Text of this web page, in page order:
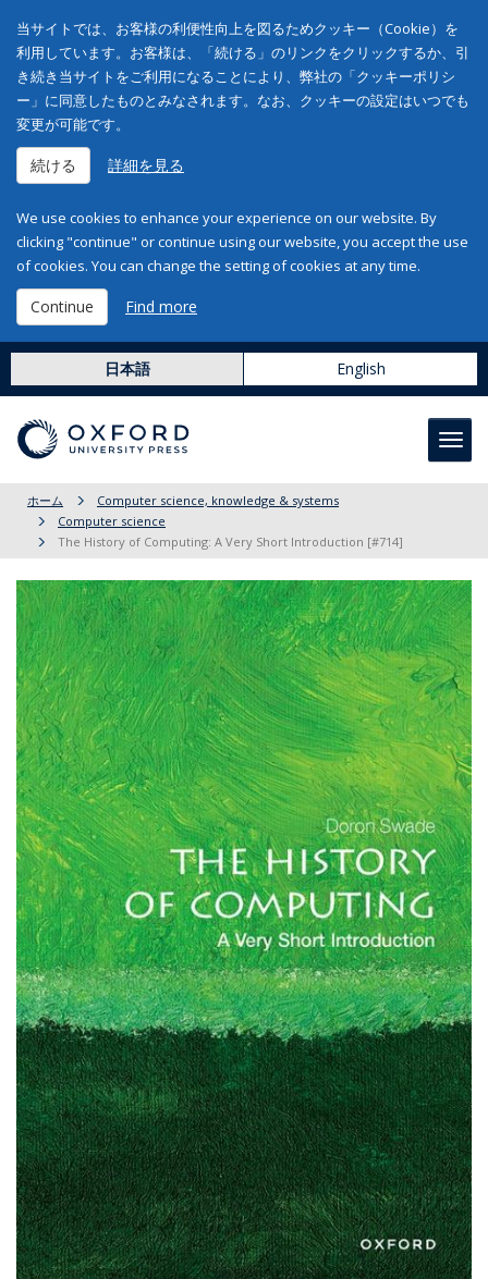
当サイトでは、お客様の利便性向上を図るためクッキー（Cookie）を
利用しています。お客様は、「続ける」のリンクをクリックするか、引
き続き当サイトをご利用になることにより、弊社の「クッキーポリシ
ー」に同意したものとみなされます。なお、クッキーの設定はいつでも
変更が可能です。
続ける 詳細を見る
We use cookies to enhance your experience on our website. By
clicking "continue" or continue using our website, you accept the use
of cookies. You can change the setting of cookies at any time.
Continue Find more
日本語 English
ホーム
Computer science, knowledge & systems
Computer science
The History of Computing: A Very Short Introduction [#714]